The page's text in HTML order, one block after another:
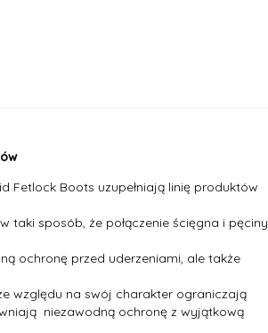
Fetlock Boots uzupełniają linię produktów
taki sposób, że połączenie ścięgna i pęciny
ochronę przed uderzeniami, ale także
względu na swój charakter ograniczają
niezawodną ochronę z wyjątkową